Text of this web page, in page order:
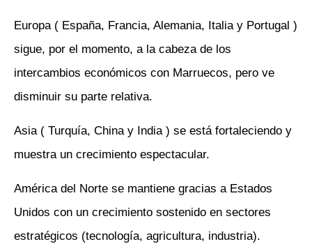
Europa ( España, Francia, Alemania, Italia y Portugal )
sigue, por el momento, a la cabeza de los
intercambios económicos con Marruecos, pero ve
disminuir su parte relativa.
Asia ( Turquía, China y India ) se está fortaleciendo y
muestra un crecimiento espectacular.
América del Norte se mantiene gracias a Estados
Unidos con un crecimiento sostenido en sectores
estratégicos (tecnología, agricultura, industria).